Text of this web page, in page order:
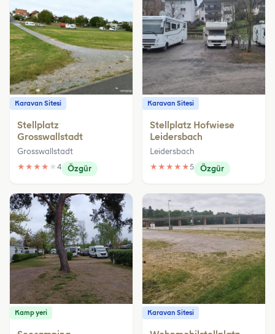
Karavan Sitesi
Stellplatz
Grosswallstadt
Grosswallstadt
★ ★ ★ ★ ★ 4 Özgür
Karavan Sitesi
Stellplatz Hofwiese
Leidersbach
Leidersbach
★ ★ ★ ★ ★5 Özgür
Kamp yeri Karavan Sitesi